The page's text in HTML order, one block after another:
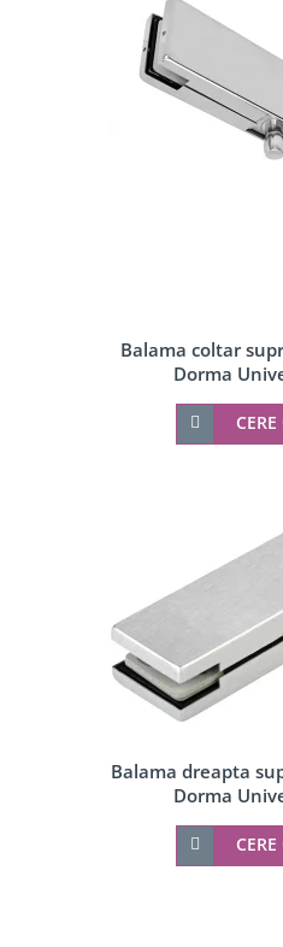
Balama coltar
Dorma
Balama dreapta
Dorma